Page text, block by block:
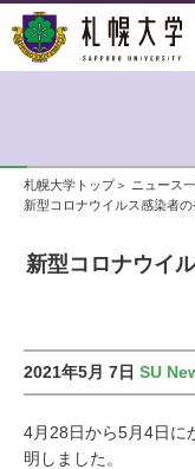
札幌大学トップ ニュース
新型コロナウイルス感染者
新型コロナウイ
2021年5月 7日 SU
4月28日から5月4日に
明しました。